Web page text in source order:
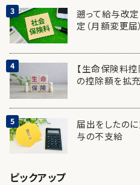
遡って給与改
定（月額変更届）
【生命保険料
の控除額を拡
届出をしたの
与の不支給
ピックアップ